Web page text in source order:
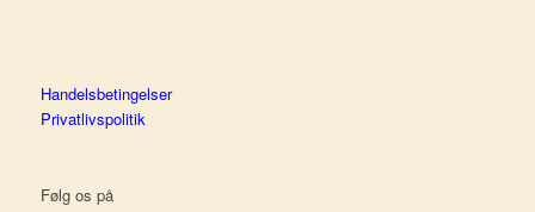
Handelsbetingelser
Privatlivspolitik
Følg os på